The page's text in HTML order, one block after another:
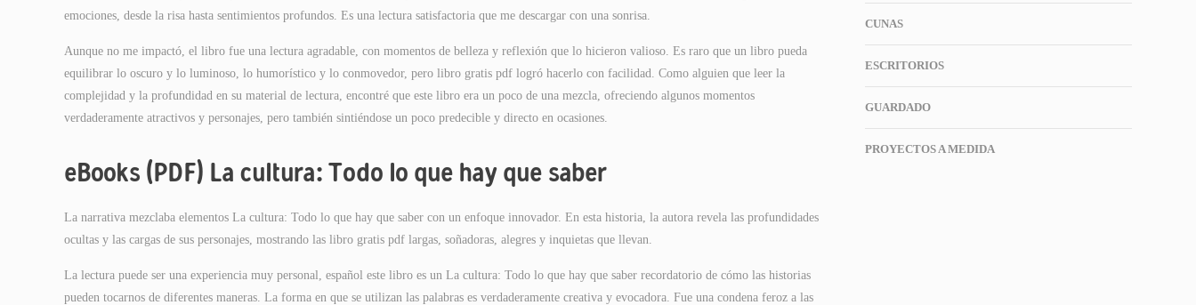
emociones, desde la risa hasta sentimientos profundos. Es una lectura satisfactoria que me descargar con una sonrisa.
Aunque no me impactó, el libro fue una lectura agradable, con momentos de belleza y reflexión que lo hicieron valioso. Es raro que un libro pueda
equilibrar lo oscuro y lo luminoso, lo humorístico y lo conmovedor, pero libro gratis pdf logró hacerlo con facilidad. Como alguien que leer la
complejidad y la profundidad en su material de lectura, encontré que este libro era un poco de una mezcla, ofreciendo algunos momentos
verdaderamente atractivos y personajes, pero también sintiéndose un poco predecible y directo en ocasiones.
eBooks (PDF) La cultura: Todo lo que hay que saber
La narrativa mezclaba elementos La cultura: Todo lo que hay que saber con un enfoque innovador. En esta historia, la autora revela las profundidades
ocultas y las cargas de sus personajes, mostrando las libro gratis pdf largas, soñadoras, alegres y inquietas que llevan.
La lectura puede ser una experiencia muy personal, español este libro es un La cultura: Todo lo que hay que saber recordatorio de cómo las historias
pueden tocarnos de diferentes maneras. La forma en que se utilizan las palabras es verdaderamente creativa y evocadora. Fue una condena feroz a las
CUNAS
ESCRITORIOS
GUARDADO
PROYECTOS A MEDIDA